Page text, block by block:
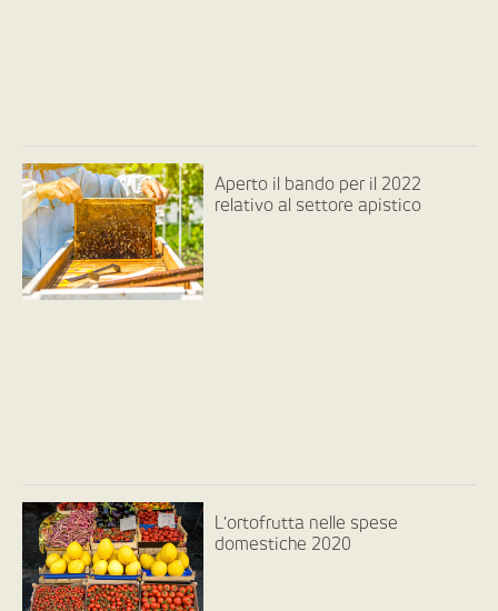
Aperto il bando per il 2022
relativo al settore apistico
L’ortofrutta nelle spese
domestiche 2020